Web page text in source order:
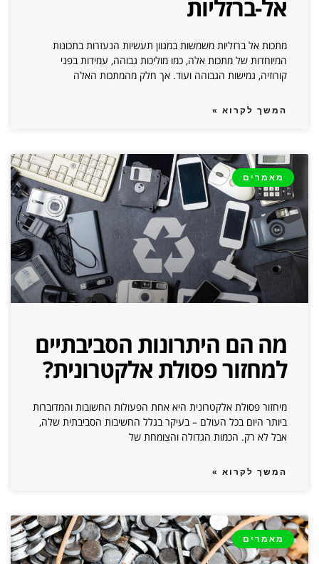
אל-ברזליות
מתכות אל ברזליות משמשות במגוון תעשיות הנעזרות בתכונות
המיוחדות של מתכות אלה, כמו מוליכות גבוהה, עמידות בפני
קורוזיה, גמישות הגבוהה ועוד. אך חלק מהמתכות האלה
המשך לקרוא »
מאמרים
מה הם היתרונות הסביבתיים
למחזור פסולת אלקטרונית?
מיחזור פסולת אלקטרונית היא אחת הפעולות החשובות והמדוברות
ביותר היום בכל העולם – בעיקר בגלל החשיבות הסביבתית שלה,
אבל לא רק. הכמות הגדולה והצומחת של
המשך לקרוא »
מאמרים